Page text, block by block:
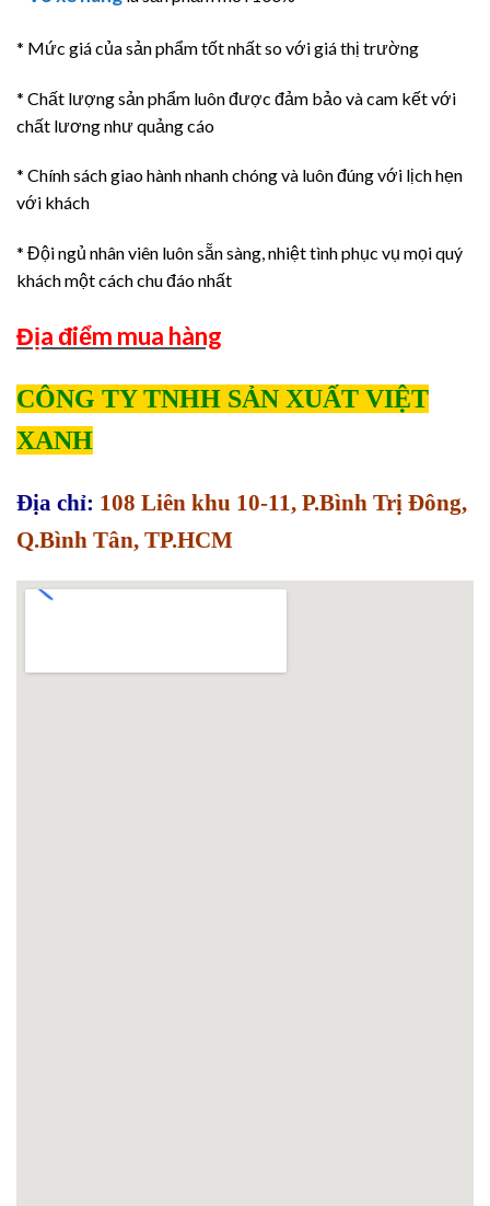
* Mức giá của sản phẩm tốt nhất so với giá thị trường
* Chất lượng sản phẩm luôn được đảm bảo và cam kết với
chất lương như quảng cáo
* Chính sách giao hành nhanh chóng và luôn đúng với lịch hẹn
với khách
* Đội ngủ nhân viên luôn sẵn sàng, nhiệt tình phục vụ mọi quý
khách một cách chu đáo nhất
Địa điểm mua hàng
CÔNG TY TNHH SẢN XUẤT VIỆT
XANH
Địa chỉ: 108 Liên khu 10-11, P.Bình Trị Đông,
Q.Bình Tân, TP.HCM